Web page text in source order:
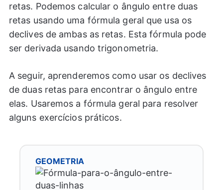
retas. Podemos calcular o ângulo entre duas
retas usando uma fórmula geral que usa os
declives de ambas as retas. Esta fórmula pode
ser derivada usando trigonometria.
A seguir, aprenderemos como usar os declives
de duas retas para encontrar o ângulo entre
elas. Usaremos a fórmula geral para resolver
alguns exercícios práticos.
GEOMETRIA